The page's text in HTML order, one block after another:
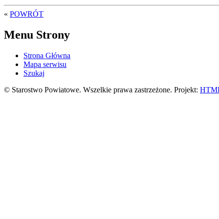
« POWRÓT
Menu Strony
Strona Główna
Mapa serwisu
Szukaj
© Starostwo Powiatowe. Wszelkie prawa zastrzeżone. Projekt: